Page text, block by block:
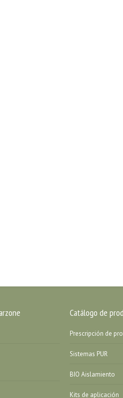
Catálogo de
Prescripción de
Sistemas PUR
BIO Aislamiento
Kits de aplicación